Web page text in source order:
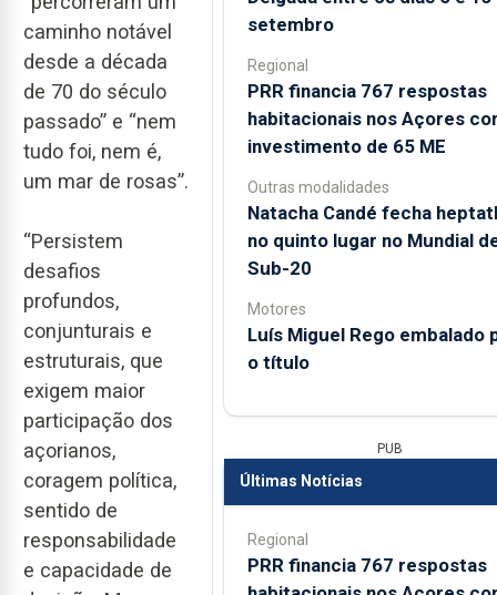
caminho notável
desde a década
de 70 do século
passado” e “nem
tudo foi, nem é,
um mar de rosas”.
“Persistem
desafios
profundos,
conjunturais e
estruturais, que
exigem maior
participação dos
açorianos,
coragem política,
sentido de
responsabilidade
e capacidade de
setembro
Regional
PRR financia 767 respostas
habitacionais nos Açores
investimento de 65 ME
Outras modalidades
Natacha Candé fecha
no quinto lugar no Mundial
Sub-20
Motores
Luís Miguel Rego embalado
o título
PUB
Últimas Notícias
Regional
PRR financia 767 respostas